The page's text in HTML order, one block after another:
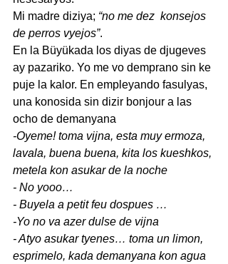
Mi madre diziya; “no me dez  konsejos
de perros vyejos”.
En la Büyükada los diyas de djugeves
ay pazariko. Yo me vo demprano sin ke
puje la kalor. En empleyando fasulyas,
una konosida sin dizir bonjour a las
ocho de demanyana
-Oyeme! toma vijna, esta muy ermoza,
lavala, buena buena, kita los kueshkos,
metela kon asukar de la noche
- No yooo…
- Buyela a petit feu dospues …
-Yo no va azer dulse de vijna
- Atyo asukar tyenes… toma un limon,
esprimelo, kada demanyana kon agua